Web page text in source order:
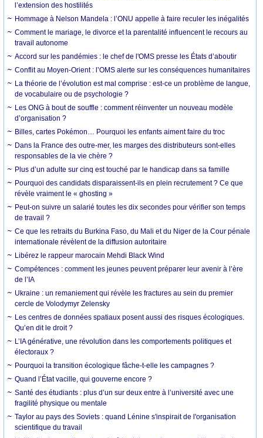
l’extension des hostilités
Hommage à Nelson Mandela : l’ONU appelle à faire reculer les inégalités
Comment le mariage, le divorce et la parentalité influencent le recours au
travail autonome
Accord sur les pandémies : le chef de l'OMS presse les États d’aboutir
Conflit au Moyen-Orient : l’OMS alerte sur les conséquences humanitaires
La théorie de l’évolution est mal comprise : est-ce un problème de langue,
de vocabulaire ou de psychologie ?
Les ONG à bout de souffle : comment réinventer un nouveau modèle
d’organisation ?
Billes, cartes Pokémon… Pourquoi les enfants aiment faire du troc
Dans la France des outre-mer, les marges des distributeurs sont-elles
responsables de la vie chère ?
Plus d’un adulte sur cinq est touché par le handicap dans sa famille
Pourquoi des candidats disparaissent-ils en plein recrutement ? Ce que
révèle vraiment le « ghosting »
Peut-on suivre un salarié toutes les dix secondes pour vérifier son temps
de travail ?
Ce que les retraits du Burkina Faso, du Mali et du Niger de la Cour pénale
internationale révèlent de la diffusion autoritaire
Libérez le rappeur marocain Mehdi Black Wind
Compétences : comment les jeunes peuvent préparer leur avenir à l’ère
de l’IA
Ukraine : un remaniement qui révèle les fractures au sein du premier
cercle de Volodymyr Zelensky
Les centres de données spatiaux posent aussi des risques écologiques.
Qu’en dit le droit ?
L’IA générative, une révolution dans les comportements politiques et
électoraux ?
Pourquoi la transition écologique fâche-t-elle les campagnes ?
Quand l’État vacille, qui gouverne encore ?
Santé des étudiants : plus d’un sur deux entre à l’université avec une
fragilité physique ou mentale
Taylor au pays des Soviets : quand Lénine s'inspirait de l'organisation
scientifique du travail